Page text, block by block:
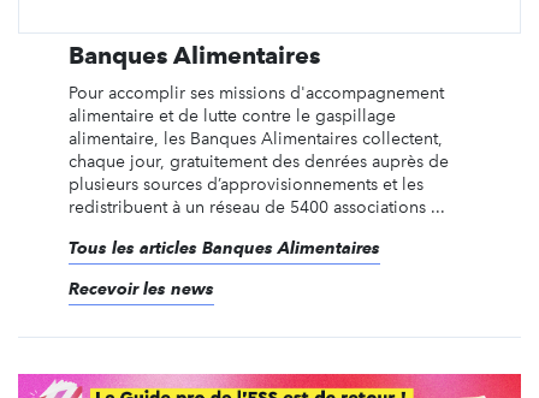
Banques Alimentaires
Pour accomplir ses missions d'accompagnement
alimentaire et de lutte contre le gaspillage
alimentaire, les Banques Alimentaires collectent,
chaque jour, gratuitement des denrées auprès de
plusieurs sources d’approvisionnements et les
redistribuent à un réseau de 5400 associations ...
Tous les articles Banques Alimentaires
Recevoir les news